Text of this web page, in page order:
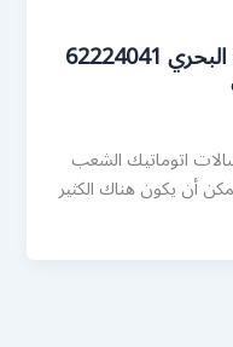
خدمة صيانة غسالات الشعب البحري 62224041
اتوماتيك الشعب
أن يكون هناك الكثير